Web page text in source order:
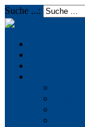
Suche ...: